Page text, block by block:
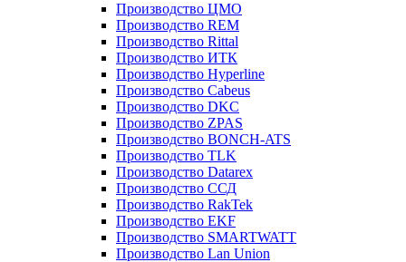
Производство ЦМО
Производство REM
Производство Rittal
Производство ИТК
Производство Hyperline
Производство Cabeus
Производство DKC
Производство ZPAS
Производство BONCH-ATS
Производство TLK
Производство Datarex
Производство ССД
Производство RakTek
Производство EKF
Производство SMARTWATT
Производство Lan Union